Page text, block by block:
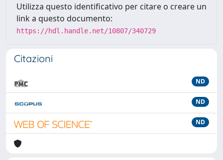
Utilizza questo identificativo per citare o creare un
link a questo documento:
https://hdl.handle.net/10807/340729
Citazioni
ND
ND
ND